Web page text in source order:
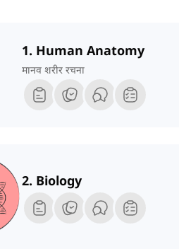
1. Human Anatomy
मानव शरीर रचना
2. Biology